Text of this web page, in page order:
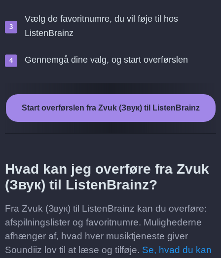
Vælg de favoritnumre, du vil føje til hos
ListenBrainz
Gennemgå dine valg, og start overførslen
Start overførslen fra Zvuk (Звук) til ListenBrainz
Hvad kan jeg overføre fra Zvuk
(Звук) til ListenBrainz?
Fra Zvuk (Звук) til ListenBrainz kan du overføre:
afspilningslister og favoritnumre. Mulighederne
afhænger af, hvad hver musiktjeneste giver
Soundiiz lov til at læse og tilføje. Se, hvad du kan